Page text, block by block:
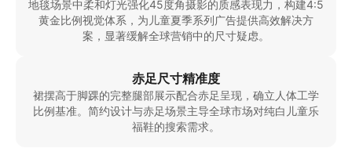
地毯场景中柔和灯光强化45度角摄影的质感表现力，构建4:5
黄金比例视觉体系，为儿童夏季系列广告提供高效解决方
案，显著缓解全球营销中的尺寸疑虑。
赤足尺寸精准度
裙摆高于脚踝的完整腿部展示配合赤足呈现，确立人体工学
比例基准。简约设计与赤足场景主导全球市场对纯白儿童乐
福鞋的搜索需求。